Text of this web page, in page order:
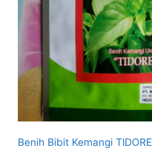
Benih Bibit Kemangi TIDORE